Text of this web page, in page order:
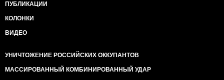
ПУБЛИКАЦИИ
КОЛОНКИ
ВИДЕО
УНИЧТОЖЕНИЕ РОССИЙСКИХ ОККУПАНТОВ
МАССИРОВАННЫЙ КОМБИНИРОВАННЫЙ УДАР